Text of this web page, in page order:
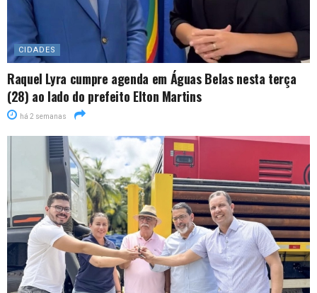
CIDADES
Raquel Lyra cumpre agenda em Águas Belas nesta terça
(28) ao lado do prefeito Elton Martins
há 2 semanas